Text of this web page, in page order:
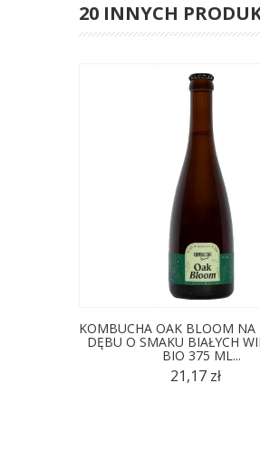
20 INNYCH
KOMBUCHA OAK BLOOM NA
DĘBU O SMAKU BIAŁYCH
BIO 375 ML...
21,17 zł